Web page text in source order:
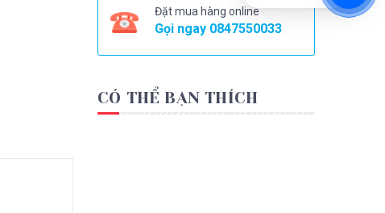
Đặt mua hàng online
Gọi ngay 0847550033
CÓ THỂ BẠN THÍCH